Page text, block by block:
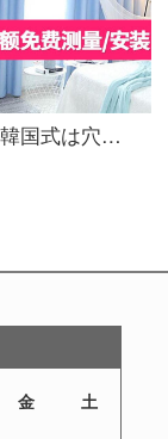
金翡翠の韓国式は穴が開けられないで、星の完成品のカーテンの窓の紗の寝室のベランダのネットの赤い翻り窓の2階建ての日よけのカーテンを注文して、青い布に紗の幅を加えて3メートル*高さ2.7メートル(穴を開けて式を打って平らにならします)をプラスします。
金 土